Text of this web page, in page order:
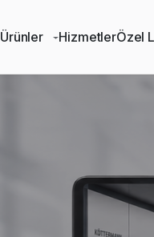
Ürünler HizmetlerÖzel